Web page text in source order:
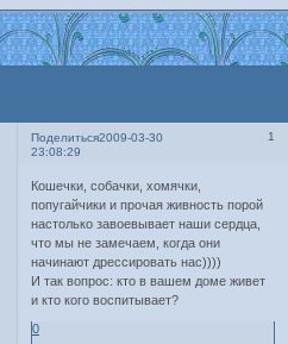
Поделиться 1
2009-03-30
23:08:29
Кошечки, собачки, хомячки,
попугайчики и прочая живность порой
настолько завоевывает наши сердца,
что мы не замечаем, когда они
начинают дрессировать нас))))
И так вопрос: кто в вашем доме живет
и кто кого воспитывает?
0